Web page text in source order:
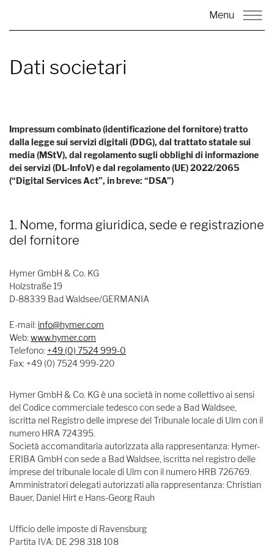
Menu
Dati societari
Impressum combinato (identificazione del fornitore) tratto
dalla legge sui servizi digitali (DDG), dal trattato statale sui
media (MStV), dal regolamento sugli obblighi di informazione
dei servizi (DL-InfoV) e dal regolamento (UE) 2022/2065
(“Digital Services Act”, in breve: “DSA”)
1. Nome, forma giuridica, sede e registrazione
del fornitore
Hymer GmbH & Co. KG
Holzstraße 19
D-88339 Bad Waldsee/GERMANIA
E-mail: info@hymer.com
Web: www.hymer.com
Telefono: +49 (0) 7524 999-0
Fax: +49 (0) 7524 999-220
Hymer GmbH & Co. KG è una società in nome collettivo ai sensi
del Codice commerciale tedesco con sede a Bad Waldsee,
iscritta nel Registro delle imprese del Tribunale locale di Ulm con il
numero HRA 724395.
Società accomanditaria autorizzata alla rappresentanza: Hymer-
ERIBA GmbH con sede a Bad Waldsee, iscritta nel registro delle
imprese del tribunale locale di Ulm con il numero HRB 726769.
Amministratori delegati autorizzati alla rappresentanza: Christian
Bauer, Daniel Hirt e Hans-Georg Rauh
Ufficio delle imposte di Ravensburg
Partita IVA: DE 298 318 108